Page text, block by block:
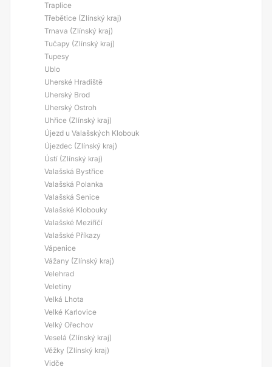
Traplice
Třebětice (Zlínský kraj)
Trnava (Zlínský kraj)
Tučapy (Zlínský kraj)
Tupesy
Ublo
Uherské Hradiště
Uherský Brod
Uherský Ostroh
Uhřice (Zlínský kraj)
Újezd u Valašských Klobouk
Újezdec (Zlínský kraj)
Ústí (Zlínský kraj)
Valašská Bystřice
Valašská Polanka
Valašská Senice
Valašské Klobouky
Valašské Meziříčí
Valašské Příkazy
Vápenice
Vážany (Zlínský kraj)
Velehrad
Veletiny
Velká Lhota
Velké Karlovice
Velký Ořechov
Veselá (Zlínský kraj)
Věžky (Zlínský kraj)
Vidče